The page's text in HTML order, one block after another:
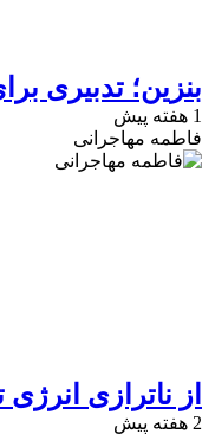
بنزین؛ تدبیری
1 هفته پیش
فاطمه مهاجرانی
از ناترازی
2 هفته پیش